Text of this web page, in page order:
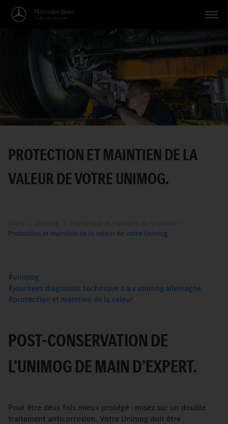
Véhicules
Applications
Thèmes
Français
PROTECTION ET MAINTIEN DE LA
VALEUR DE VOTRE UNIMOG.
Protection et maintien de la valeur de votre Unimog.
unimog
journees diagnostic technique s.a.v unimog allemagne
protection et maintien de la valeur
POST-CONSERVATION DE
L’UNIMOG DE MAIN D’EXPERT.
Pour être deux fois mieux protégé : misez sur un double
traitement anticorrosion. Votre Unimog doit être